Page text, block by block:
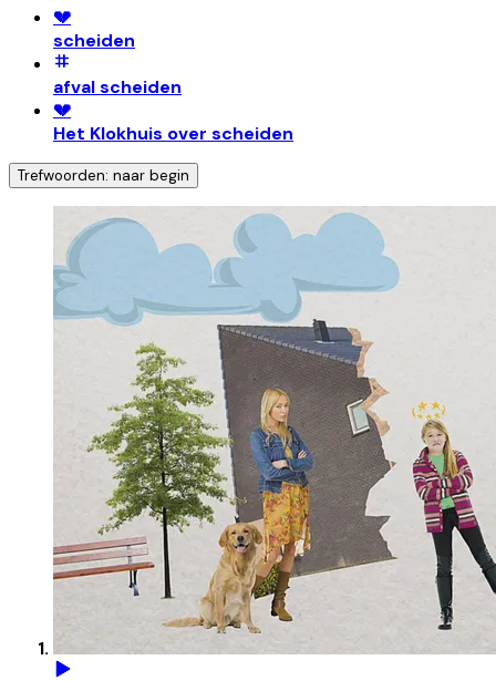
💔
scheiden
afval scheiden
💔
Het Klokhuis over scheiden
Trefwoorden: naar begin